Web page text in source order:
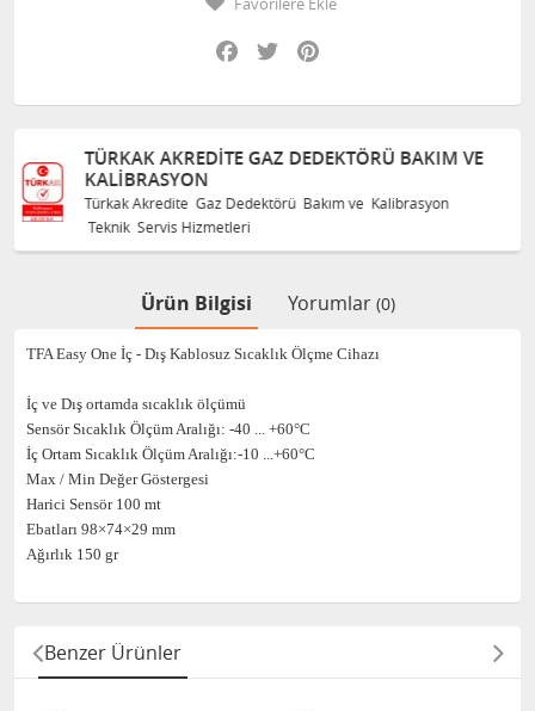
Facebook
Twitter
BAKIM VE
ve Kalibrasyon
TÜRKAK AKREDITE GAZ
Türkak Akredite Gaz Dedektörü Bakım
Ürün Bilgisi Yorumlar (0)
TFA Easy One İç - Dış Kablosuz Sıcaklık Ölçme Cihazı
İç ve Dış ortamda sıcaklık ölçümü
Sensör Sıcaklık Ölçüm Aralığı: -40 ... +60°C
İç Ortam Sıcaklık Ölçüm Aralığı:-10 ...+60°C
Max / Min Değer Göstergesi
Harici Sensör 100 mt
Ebatları 98×74×29 mm
Ağırlık 150 gr
Benzer Ürünler